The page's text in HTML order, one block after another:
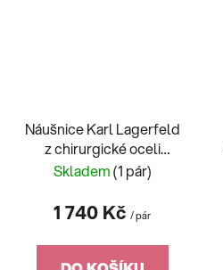
Náušnice Karl Lagerfeld
z chirurgické oceli
KLAYD20
Skladem(1 pár)
1 740 Kč / pár